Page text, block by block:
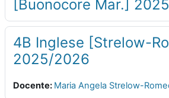
[Buonocore Mar.]
4B Inglese [Strelow-
2025/2026
Docente: Maria Angela Strelow-